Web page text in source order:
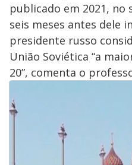
publicado em 2021, no
seis meses antes dele
presidente russo
União Soviética “a
20”, comenta o